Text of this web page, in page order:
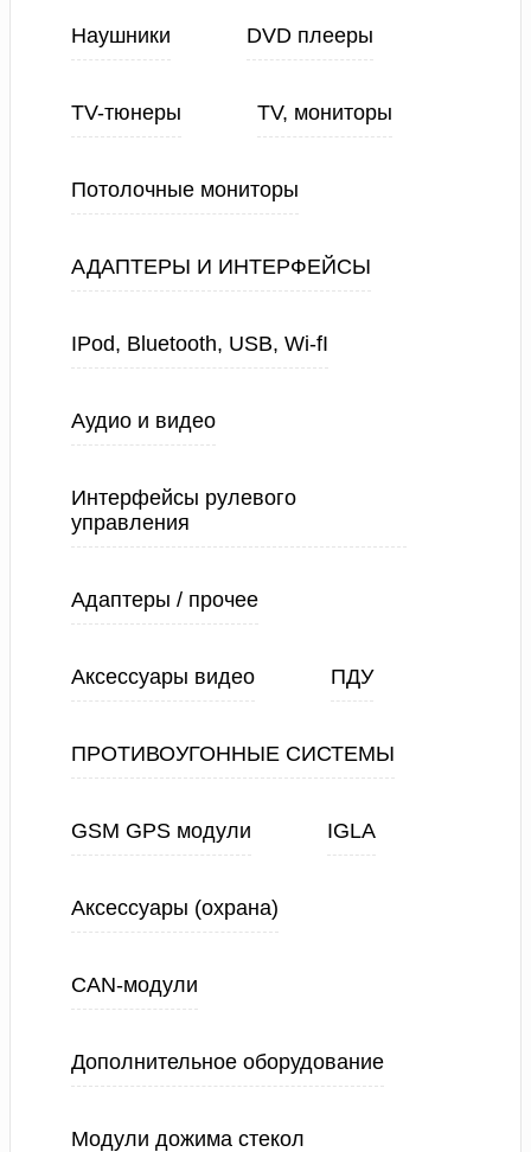
Наушники DVD плееры
TV-тюнеры TV, мониторы
Потолочные мониторы
АДАПТЕРЫ И ИНТЕРФЕЙСЫ
IPod, Bluetooth, USB, Wi-fI
Аудио и видео
Интерфейсы рулевого
управления
Адаптеры / прочее
Аксессуары видео ПДУ
ПРОТИВОУГОННЫЕ СИСТЕМЫ
GSM GPS модули IGLA
Аксессуары (охрана)
CAN-модули
Дополнительное оборудование
Модули дожима стекол